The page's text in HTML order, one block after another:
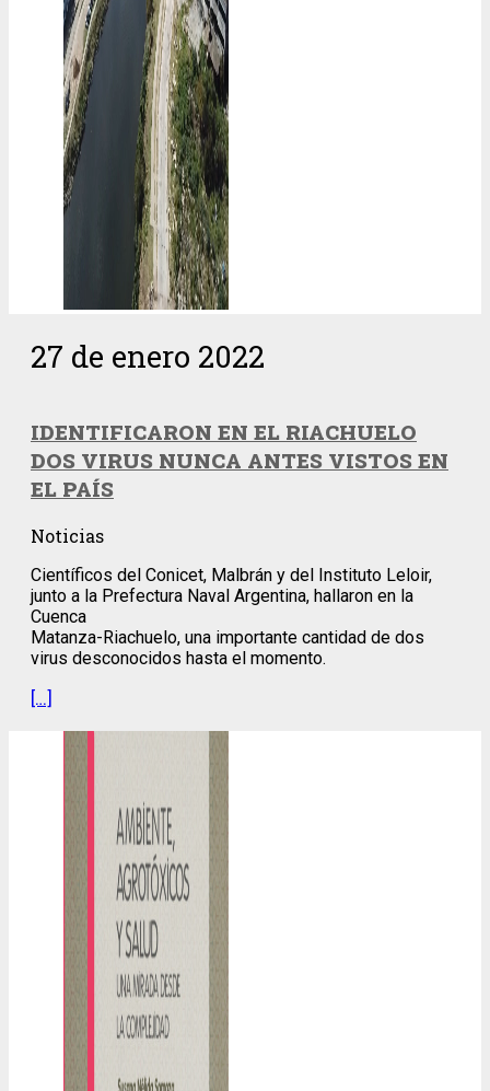
27 de enero 2022
IDENTIFICARON EN EL RIACHUELO
DOS VIRUS NUNCA ANTES VISTOS EN
EL PAÍS
Noticias
Científicos del Conicet, Malbrán y del Instituto Leloir,
junto a la Prefectura Naval Argentina, hallaron en la
Cuenca
Matanza-Riachuelo, una importante cantidad de dos
virus desconocidos hasta el momento.
[…]